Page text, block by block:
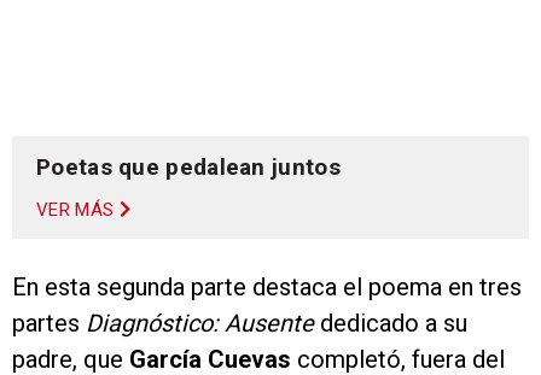
Poetas que pedalean juntos
VER MÁS
En esta segunda parte destaca el poema en tres
partes Diagnóstico: Ausente dedicado a su
padre, que García Cuevas completó, fuera del